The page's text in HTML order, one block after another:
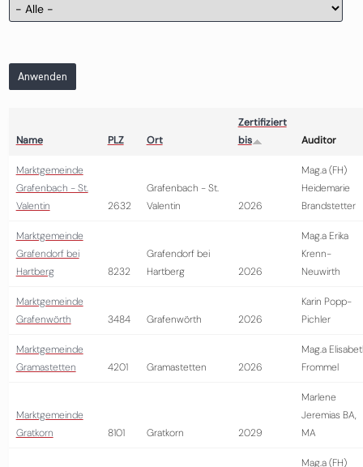
Anwenden
Name PLZ Ort
Zertifiziert
bis
Auditor
Marktgemeinde
Grafenbach - St.
Valentin
2632
Grafenbach - St.
Valentin
2026
Mag.a (FH)
Heidemarie
Brandstetter
Marktgemeinde
Grafendorf bei
Hartberg
8232
Grafendorf bei
Hartberg
2026
Mag.a Erika
Krenn-
Neuwirth
Marktgemeinde
Grafenwörth
3484 Grafenwörth 2026
Karin Popp-
Pichler
Marktgemeinde
Gramastetten
4201 Gramastetten 2026
Mag.a
Frommel
Marktgemeinde
Gratkorn
8101 Gratkorn 2029
Marlene
Jeremias BA,
MA
Mag.a (FH)